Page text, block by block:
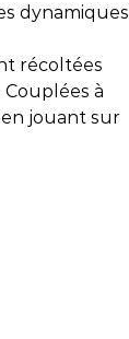
dynamiques
récoltées
à
jouant sur